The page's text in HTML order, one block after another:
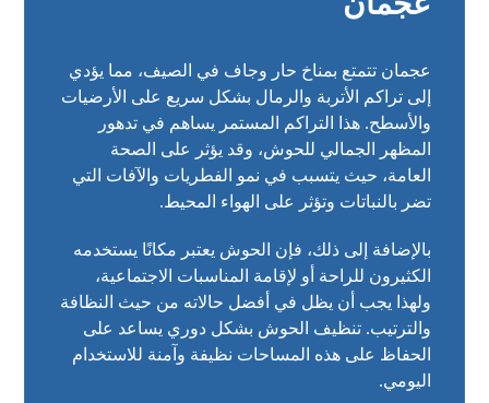
عجمان تتمتع بمناخ حار وجاف في الصيف، مما يؤدي
إلى تراكم الأتربة والرمال بشكل سريع على الأرضيات
والأسطح. هذا التراكم المستمر يساهم في تدهور
المظهر الجمالي للحوش، وقد يؤثر على الصحة
العامة، حيث يتسبب في نمو الفطريات والآفات التي
تضر بالنباتات وتؤثر على الهواء المحيط.
بالإضافة إلى ذلك، فإن الحوش يعتبر مكانًا يستخدمه
الكثيرون للراحة أو لإقامة المناسبات الاجتماعية،
ولهذا يجب أن يظل في أفضل حالاته من حيث النظافة
والترتيب. تنظيف الحوش بشكل دوري يساعد على
الحفاظ على هذه المساحات نظيفة وآمنة للاستخدام
اليومي.